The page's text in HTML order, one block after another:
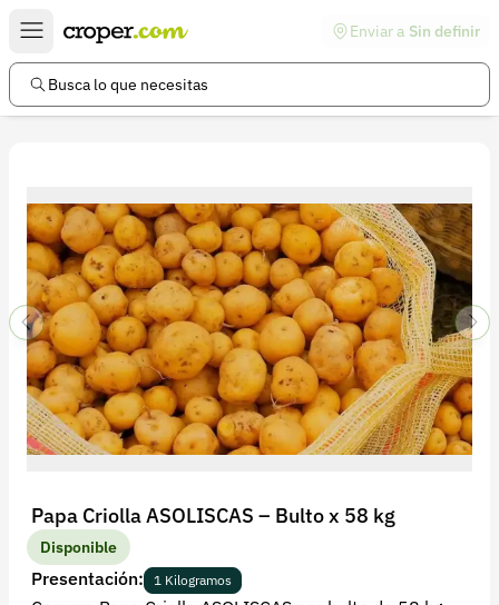
Enviar a Sin definir
Busca lo que necesitas
Papa Criolla ASOLISCAS – Bulto x 58 kg
Disponible
Presentación: 1 Kilogramos
Enlaces de interés
Preguntas frecuentes
Información legal
Términos y condiciones
Política de devoluciones
Política de privacidad
Cuenta
Iniciar sesión
Recuperar contraseña
Contacto
Soporte